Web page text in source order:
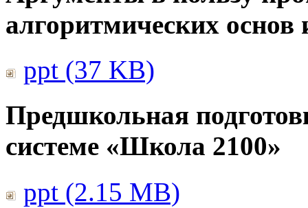
алгоритмических
ppt (37 KB)
Предшкольная
системе «Школа 2100»
ppt (2.15 MB)